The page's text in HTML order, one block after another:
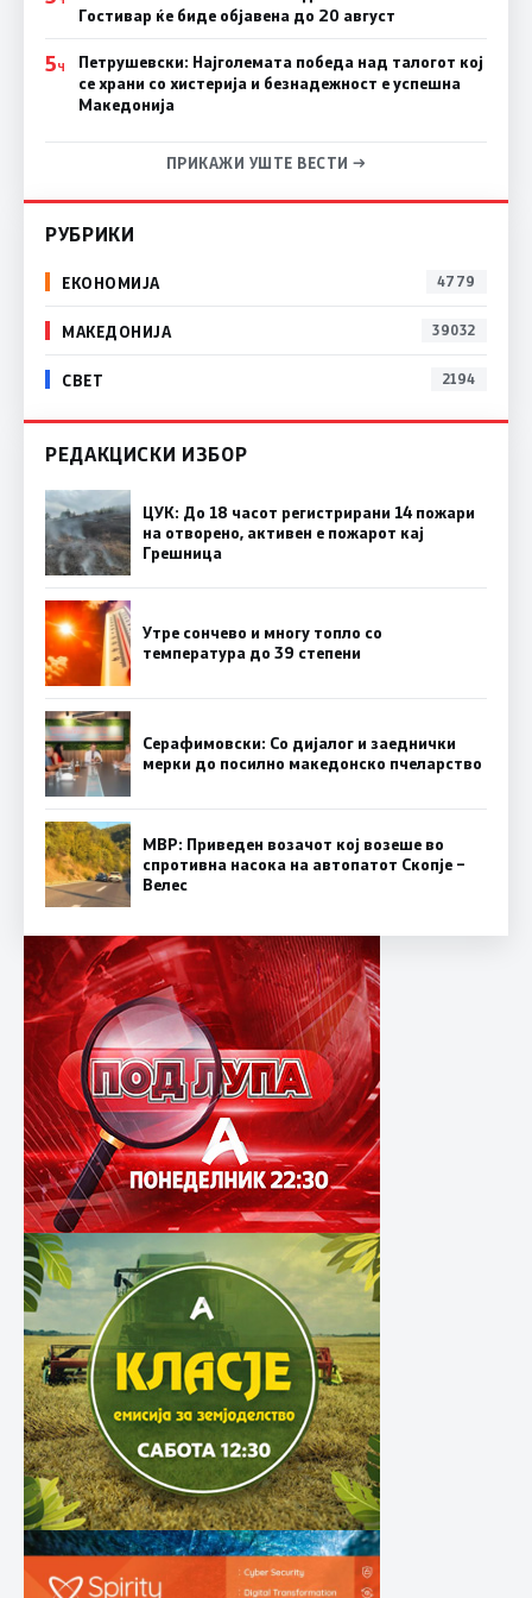
Гостивар ќе биде објавена до 20 август
5Ч
Петрушевски: Најголемата победа над талогот кој
се храни со хистерија и безнадежност е успешна
Македонија
ПРИКАЖИ УШТЕ ВЕСТИ →
РУБРИКИ
ЕКОНОМИЈА 4779
МАКЕДОНИЈА 39032
СВЕТ 2194
РЕДАКЦИСКИ ИЗБОР
ЦУК: До 18 часот регистрирани 14 пожари
на отворено, активен е пожарот кај
Грешница
Утре сончево и многу топло со
температура до 39 степени
Серафимовски: Со дијалог и заеднички
мерки до посилно македонско пчеларство
МВР: Приведен возачот кој возеше во
спротивна насока на автопатот Скопје –
Велес